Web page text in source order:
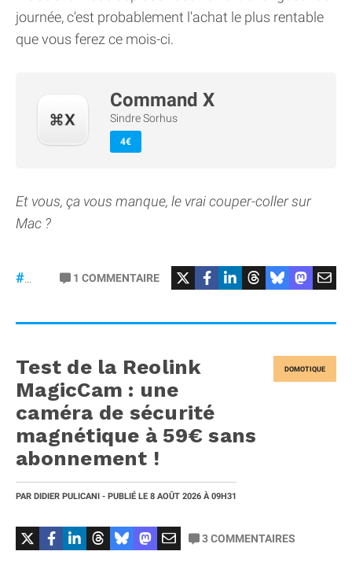
journée, c'est probablement l'achat le plus rentable
que vous ferez ce mois-ci.
Command X
Sindre Sorhus
4€
Et vous, ça vous manque, le vrai couper-coller sur
Mac ?
1 COMMENTAIRE
DOMOTIQUE
Test de la Reolink
MagicCam : une
caméra de sécurité
magnétique à 59€ sans
abonnement !
PAR DIDIER PULICANI - PUBLIÉ LE 8 AOÛT 2026 À 09H31
3COMMENTAIRES